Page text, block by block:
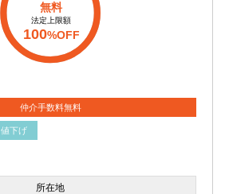
無料
法定上限額
100%OFF
仲介手数料無料
値下げ
所在地